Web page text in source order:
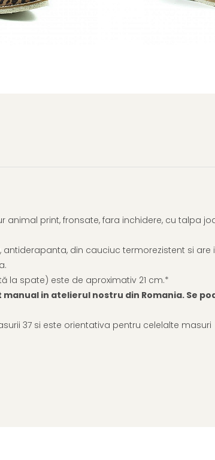
animal print, fronsate, fara inchidere, cu talpa
antiderapanta, din cauciuc termorezistent si
la spate) este de aproximativ 21 cm.*
in atelierul nostru din Romania. Se
37 si este orientativa pentru celelalte masuri